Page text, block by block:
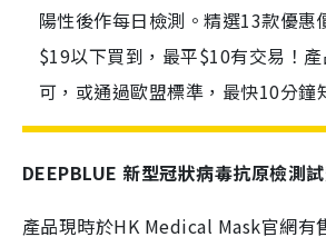
陽性後作每日檢測。精選13款優惠
$19以下買到，最平$10有交易！
可，或通過歐盟標準，最快10分鐘
DEEPBLUE 新型冠狀病毒抗原檢測
產品現時於HK Medical Mask官網有